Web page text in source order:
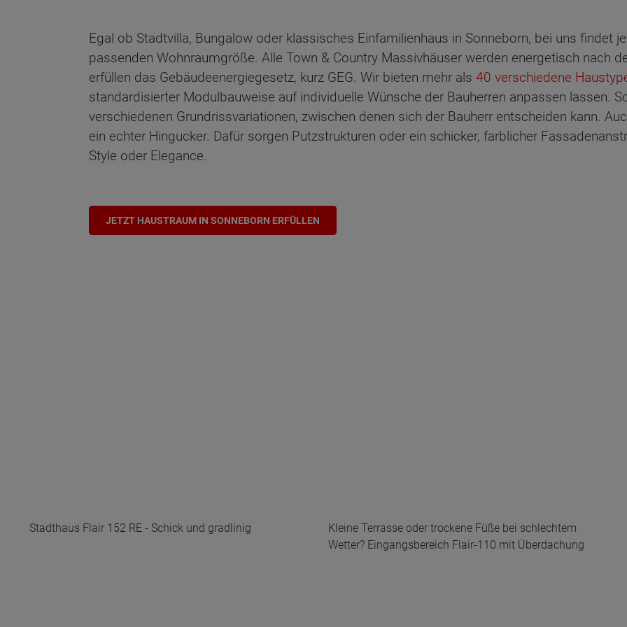
Egal ob Stadtvilla, Bungalow oder klassisches Einfamilienhaus in Sonneborn, bei uns findet
passenden Wohnraumgröße. Alle Town & Country Massivhäuser werden energetisch nach
erfüllen das Gebäudeenergiegesetz, kurz GEG. Wir bieten mehr als 40 verschiedene
standardisierter Modulbauweise auf individuelle Wünsche der Bauherren anpassen lassen.
verschiedenen Grundrissvariationen, zwischen denen sich der Bauherr entscheiden kann.
ein echter Hingucker. Dafür sorgen Putzstrukturen oder ein schicker, farblicher
Style oder Elegance.
JETZT HAUSTRAUM IN SONNEBORN ERFÜLLEN
Stadthaus Flair 152 RE - Schick und gradlinig
Kleine Terrasse oder trockene Füße bei schlechtem
Wetter? Eingangsbereich Flair-110 mit Überdachung